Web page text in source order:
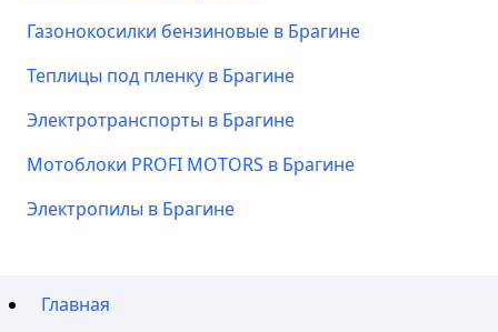
Газонокосилки бензиновые в Брагине
Теплицы под пленку в Брагине
Электротранспорты в Брагине
Мотоблоки PROFI MOTORS в Брагине
Электропилы в Брагине
Главная